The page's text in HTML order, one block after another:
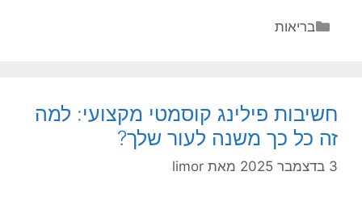
כל
מקרה
הוא
קטגוריות
בריאות
חשיבות פילינג קוסמטי מקצועי: למה
זה כל כך משנה לעור שלך?
3 בדצמבר 2025 מאת limor